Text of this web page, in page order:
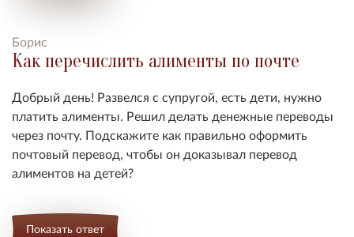
Борис
Как перечислить алименты по почте
Добрый день! Развелся с супругой, есть дети, нужно
платить алименты. Решил делать денежные переводы
через почту. Подскажите как правильно оформить
почтовый перевод, чтобы он доказывал перевод
алиментов на детей?
Показать ответ